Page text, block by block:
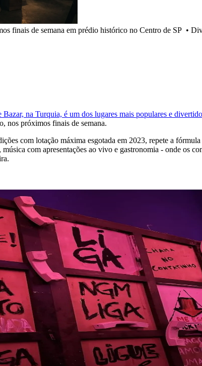
finais de semana em prédio histórico no Centro de SP •
Bazar, na Turquia, é um dos lugares mais populares e
nos próximos finais de semana.
com lotação máxima esgotada em 2023, repete a
com apresentações ao vivo e gastronomia - onde os